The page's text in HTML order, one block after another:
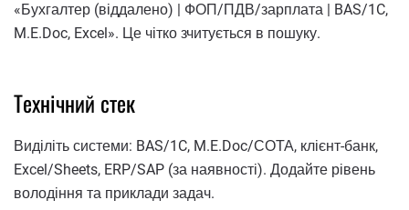
«Бухгалтер (віддалено) | ФОП/ПДВ/зарплата | BAS/1C,
M.E.Doc, Excel». Це чітко зчитується в пошуку.
Технічний стек
Виділіть системи: BAS/1C, M.E.Doc/СОТА, клієнт-банк,
Excel/Sheets, ERP/SAP (за наявності). Додайте рівень
володіння та приклади задач.